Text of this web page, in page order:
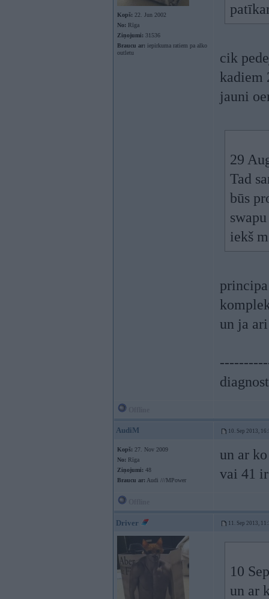
Kopš: 22. Jun 2002
No: Rīga
Ziņojumi: 31536
Braucu ar: iepirkuma ratiem pa alko
outletu
cik
kadiem
jauni
29
Tad
būs
iekš
un ja
AudiM 10. Sep 2013,
Kopš: 27. Nov 2009
No: Rīga
Ziņojumi: 48
Braucu ar: Audi ///MPower
un ar
vai 41
Driver 11. Sep 2013,
10
un ar